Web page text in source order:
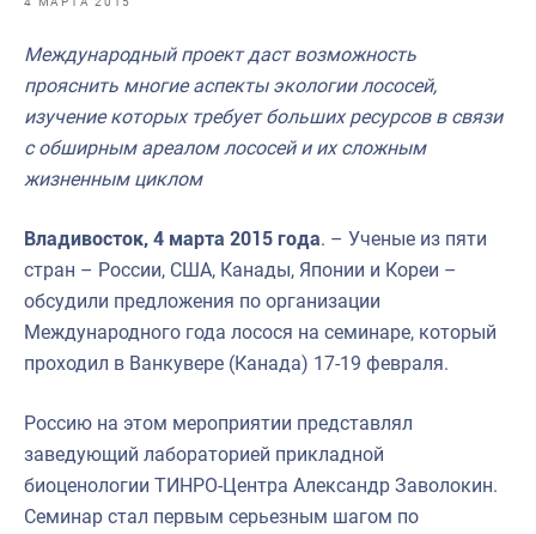
Выставки и конференции
Научно-практическая литература
Рыбоохрана России
Инфографика
Укрепление духовно-нравственных ценностей
События в России и мире
Международный проект даст возможность
прояснить многие аспекты экологии лососей,
изучение которых требует больших ресурсов в связи
с обширным ареалом лососей и их сложным
жизненным циклом
Владивосток, 4 марта 2015 года. – Ученые из пяти
стран – России, США, Канады, Японии и Кореи –
обсудили предложения по организации
Международного года лосося на семинаре, который
проходил в Ванкувере (Канада) 17-19 февраля.
Россию на этом мероприятии представлял
заведующий лабораторией прикладной
биоценологии ТИНРО-Центра Александр Заволокин.
Семинар стал первым серьезным шагом по